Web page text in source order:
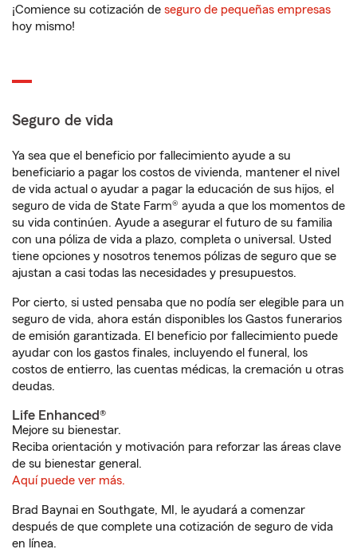
¡Comience su cotización de seguro de pequeñas empresas
hoy mismo!
Seguro de vida
Ya sea que el beneficio por fallecimiento ayude a su
beneficiario a pagar los costos de vivienda, mantener el nivel
de vida actual o ayudar a pagar la educación de sus hijos, el
seguro de vida de State Farm® ayuda a que los momentos de
su vida continúen. Ayude a asegurar el futuro de su familia
con una póliza de vida a plazo, completa o universal. Usted
tiene opciones y nosotros tenemos pólizas de seguro que se
ajustan a casi todas las necesidades y presupuestos.
Por cierto, si usted pensaba que no podía ser elegible para un
seguro de vida, ahora están disponibles los Gastos funerarios
de emisión garantizada. El beneficio por fallecimiento puede
ayudar con los gastos finales, incluyendo el funeral, los
costos de entierro, las cuentas médicas, la cremación u otras
deudas.
Life Enhanced®
Mejore su bienestar.
Reciba orientación y motivación para reforzar las áreas clave
de su bienestar general.
Aquí puede ver más.
Brad Baynai en Southgate, MI, le ayudará a comenzar
después de que complete una cotización de seguro de vida
en línea.